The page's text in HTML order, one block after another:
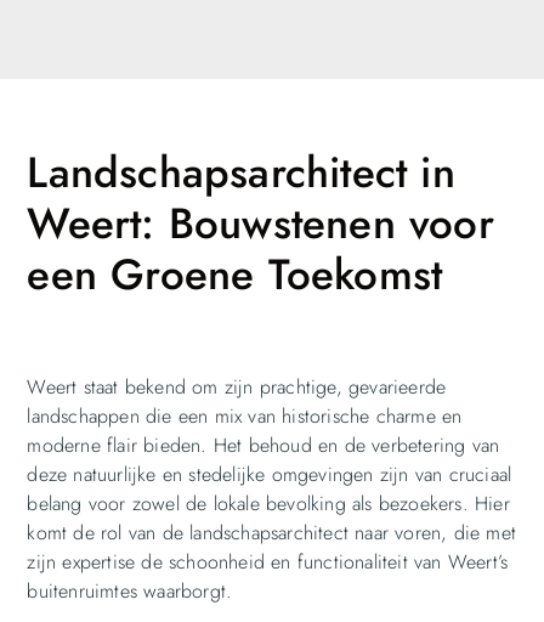
Landschapsarchitect in
Weert: Bouwstenen voor
een Groene Toekomst
Weert staat bekend om zijn prachtige, gevarieerde
landschappen die een mix van historische charme en
moderne flair bieden. Het behoud en de verbetering van
deze natuurlijke en stedelijke omgevingen zijn van cruciaal
belang voor zowel de lokale bevolking als bezoekers. Hier
komt de rol van de landschapsarchitect naar voren, die met
zijn expertise de schoonheid en functionaliteit van Weert’s
buitenruimtes waarborgt.